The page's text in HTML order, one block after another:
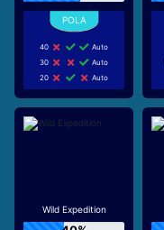
40
Auto
30
Auto
20
Auto
Wild Expedition